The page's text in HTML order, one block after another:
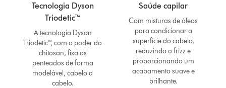
Tecnologia Dyson
Triodetic™
A tecnologia Dyson
Triodetic™, com o poder do
chitosan, fixa os
penteados de forma
modelável, cabelo a
cabelo.
Saúde capilar
Com misturas de óleos
para condicionar a
superfície do cabelo,
reduzindo o frizz e
proporcionando um
acabamento suave e
brilhante.